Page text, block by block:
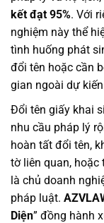
kết đạt 95%. Với
nghiệm này thể
tình huống phát
đổi tên hoặc cần
gian ngoài dự
Đổi tên giấy khai
nhu cầu pháp lý
hoàn tất đổi tên,
tờ liên quan,
là chủ doanh
pháp luật.
Diện” đồng hành